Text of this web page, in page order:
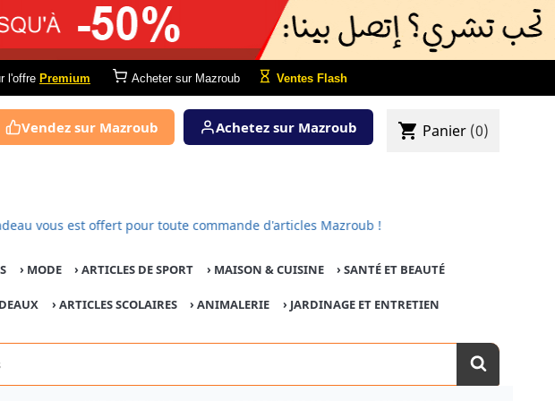
l'offre Premium Acheter sur Mazroub Ventes Flash
Vendez sur Mazroub Achetez sur Mazroub shopping_cart Panier (0)
cadeau vous est offert pour toute commande d'articles Mazroub !
› MODE ›ARTICLES DE SPORT › MAISON & CUISINE › SANTÉ ET BEAUTÉ
› ARTICLES SCOLAIRES ›ANIMALERIE › JARDINAGE ET ENTRETIEN